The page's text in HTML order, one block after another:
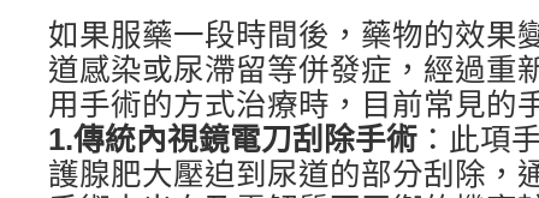
如果服藥一段時間後，藥物的效果
道感染或尿滯留等併發症，經過重
用手術的方式治療時，目前常見的
1.傳統內視鏡電刀刮除手術 ：此項
護腺肥大壓迫到尿道的部分刮除，